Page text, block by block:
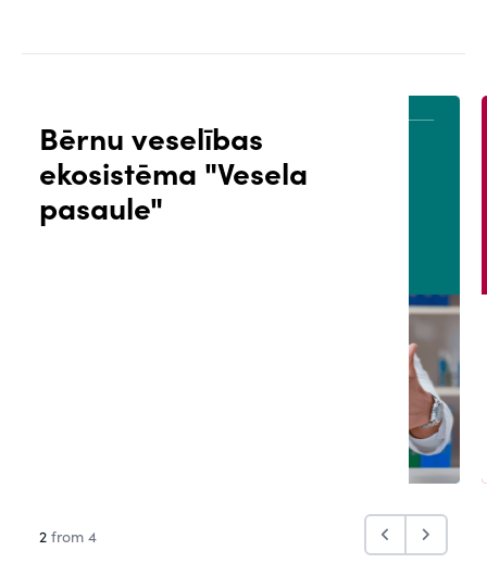
Bērnu veselības
ekosistēma "Vesela
pasaule"
PACIENTA PORTĀLS
2 from 4